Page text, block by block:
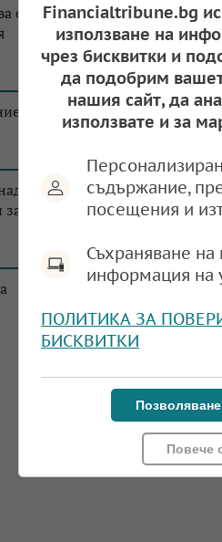
с 130 млн. паунда
11:05
6 млрд. долара в завод за
чипове
09:35
Financialtribune.bg
използване на
чрез бисквитки и
да подобрим
нашия сайт, да
използвате и за
съдържание,
посещения и
Съхраняване
информация на
ПОЛИТИКА ЗА
БИСКВИТКИ
Повече